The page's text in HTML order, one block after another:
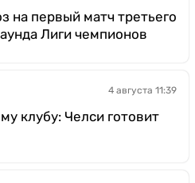
на первый матч третьего
Лиги чемпионов
4 августа 11:39
клубу: Челси готовит